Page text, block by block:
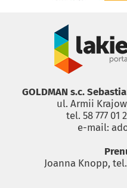
GOLDMAN s.c.
ul. Armii
tel. 58 777 01
e-mail:
Joanna Knopp, tel.